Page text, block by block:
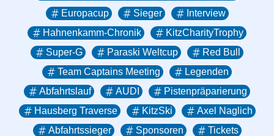
Europacup
Sieger
Interview
Hahnenkamm-Chronik
KitzCharityTrophy
Super-G
Paraski Weltcup
Red Bull
Team Captains Meeting
Legenden
Abfahrtslauf
AUDI
Pistenpräparierung
Hausberg Traverse
KitzSki
Axel Naglich
Abfahrtssieger
Sponsoren
Tickets